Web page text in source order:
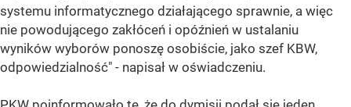
systemu informatycznego działającego sprawnie, a więc
nie powodującego zakłóceń i opóźnień w ustalaniu
wyników wyborów ponoszę osobiście, jako szef KBW,
odpowiedzialność" - napisał w oświadczeniu.